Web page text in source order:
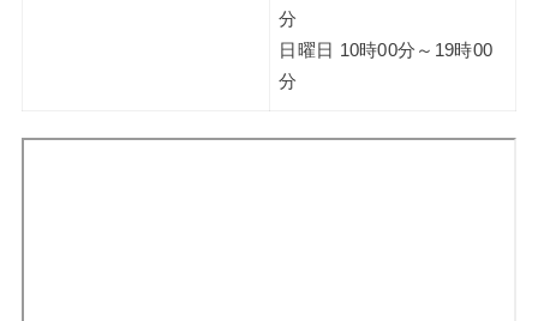
分
日曜日 10時00分～19時00
分